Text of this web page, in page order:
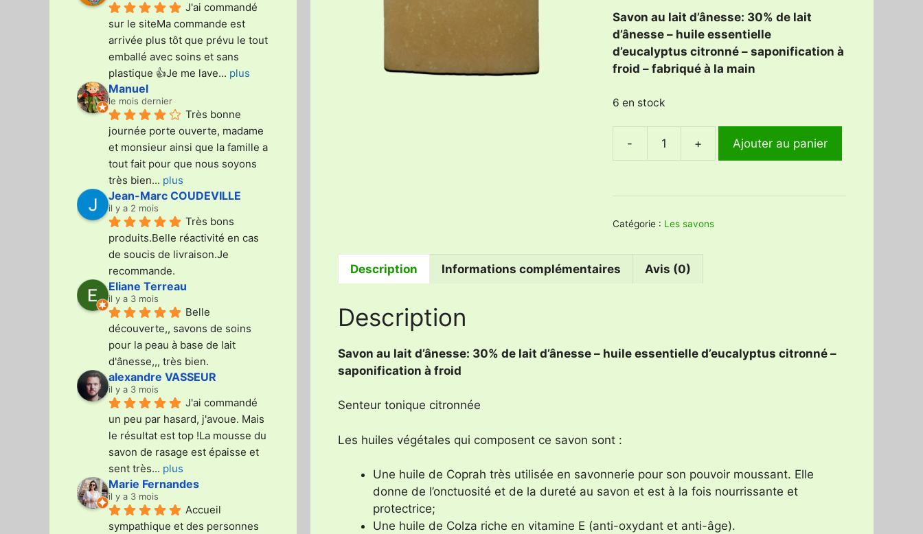
Savon au lait d’ânesse: 30% de lait
d’ânesse – huile essentielle
d’eucalyptus citronné – saponification à
froid – fabriqué à la main
6 en stock
-
30%
lait
d’ânesse,
saponification
+ Ajouter au panier
Catégorie : Les savons
Description Informations complémentaires Avis (0)
Description
Savon au lait d’ânesse: 30% de lait d’ânesse – huile essentielle d’eucalyptus citronné –
saponification à froid
Senteur tonique citronnée
Les huiles végétales qui composent ce savon sont :
Une huile de Coprah très utilisée en savonnerie pour son pouvoir moussant. Elle
donne de l’onctuosité et de la dureté au savon et est à la fois nourrissante et
protectrice;
Une huile de Colza riche en vitamine E (anti-oxydant et anti-âge).
J'ai commandé
sur le siteMa commande est
arrivée plus tôt que prévu le tout
emballé avec soins et sans
plastique 👍Je me lave... plus
Manuel
le mois dernier
Très bonne
journée porte ouverte, madame
et monsieur ainsi que la famille a
tout fait pour que nous soyons
très bien... plus
Jean-Marc COUDEVILLE
il y a 2 mois
Très bons
produits.Belle réactivité en cas
de soucis de livraison.Je
recommande.
Eliane Terreau
il y a 3 mois
Belle
découverte,, savons de soins
pour la peau à base de lait
d'ânesse,,, très bien.
alexandre VASSEUR
il y a 3 mois
J'ai commandé
un peu par hasard, j'avoue. Mais
le résultat est top !La mousse du
savon de rasage est épaisse et
sent très... plus
Marie Fernandes
il y a 3 mois
Accueil
sympathique et des personnes